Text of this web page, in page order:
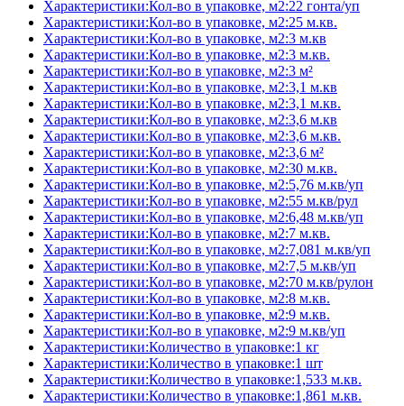
Характеристики:Кол-во в упаковке, м2:22 гонта/уп
Характеристики:Кол-во в упаковке, м2:25 м.кв.
Характеристики:Кол-во в упаковке, м2:3 м.кв
Характеристики:Кол-во в упаковке, м2:3 м.кв.
Характеристики:Кол-во в упаковке, м2:3 м²
Характеристики:Кол-во в упаковке, м2:3,1 м.кв
Характеристики:Кол-во в упаковке, м2:3,1 м.кв.
Характеристики:Кол-во в упаковке, м2:3,6 м.кв
Характеристики:Кол-во в упаковке, м2:3,6 м.кв.
Характеристики:Кол-во в упаковке, м2:3,6 м²
Характеристики:Кол-во в упаковке, м2:30 м.кв.
Характеристики:Кол-во в упаковке, м2:5,76 м.кв/уп
Характеристики:Кол-во в упаковке, м2:55 м.кв/рул
Характеристики:Кол-во в упаковке, м2:6,48 м.кв/уп
Характеристики:Кол-во в упаковке, м2:7 м.кв.
Характеристики:Кол-во в упаковке, м2:7,081 м.кв/уп
Характеристики:Кол-во в упаковке, м2:7,5 м.кв/уп
Характеристики:Кол-во в упаковке, м2:70 м.кв/рулон
Характеристики:Кол-во в упаковке, м2:8 м.кв.
Характеристики:Кол-во в упаковке, м2:9 м.кв.
Характеристики:Кол-во в упаковке, м2:9 м.кв/уп
Характеристики:Количество в упаковке:1 кг
Характеристики:Количество в упаковке:1 шт
Характеристики:Количество в упаковке:1,533 м.кв.
Характеристики:Количество в упаковке:1,861 м.кв.